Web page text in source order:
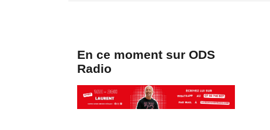
En ce moment sur ODS
Radio